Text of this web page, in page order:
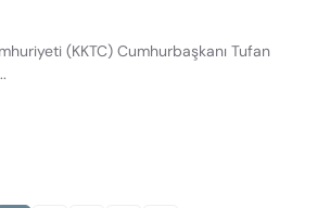
(KKTC) Cumhurbaşkanı Tufan